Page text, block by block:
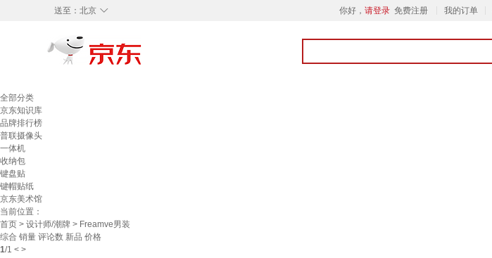
◇
送至： 北京 你好， 请登录 免费注册 我的订单
全部分类
京东知识库
品牌排行榜
普联摄像头
一体机
收纳包
键盘贴
键帽贴纸
京东美术馆
当前位置：
首页 > 设计师/潮牌 > Freamve男装
综合 销量 评论数 新品 价格
1/1 < >